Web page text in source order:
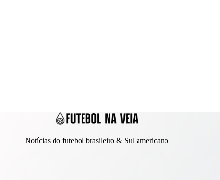
Notícias do futebol brasileiro & Sul americano